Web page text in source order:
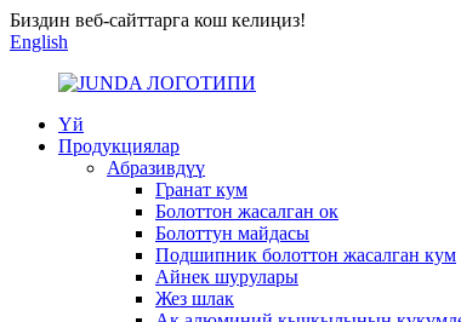
Биздин веб-сайттарга кош келиңиз!
English
Үй
Продукциялар
Абразивдүү
Гранат кум
Болоттон жасалган ок
Болоттун майдасы
Подшипник болоттон жасалган кум
Айнек шурулары
Жез шлак